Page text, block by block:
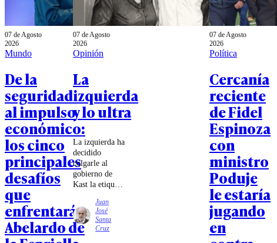
07 de Agosto
2026
Mundo
De la
seguridad
al impulso
económico:
los cinco
principales
desafíos
que
enfrentará
Abelardo de
07 de Agosto
2026
Opinión
La
izquierda
y lo ultra
La izquierda ha
decidido
colgarle al
gobierno de
Kast la etiqueta
ultraderechista.
¿El argumento?
Sus reuniones
con referentes
Juan
José
Santa
Cruz
07 de Agosto
2026
Política
Cercanía
reciente
de Fidel
Espinoza
con
ministro
Poduje
le estaría
jugando
en